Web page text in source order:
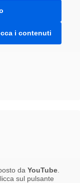
i contenuti
da YouTube
sul pulsante